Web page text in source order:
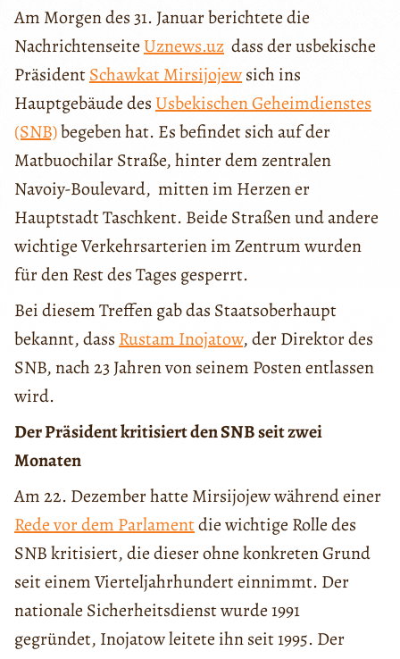
Am Morgen des 31. Januar berichtete die
NachrichtenseiteUznews.uz dass der usbekische
PräsidentSchawkat Mirsijojewsich ins
Hauptgebäude desUsbekischen Geheimdienstes
(SNB)begeben hat. Es befindet sich auf der
Matbuochilar Straße, hinter dem zentralen
Navoiy-Boulevard, mitten im Herzen er
Hauptstadt Taschkent. Beide Straßen und andere
wichtige Verkehrsarterien im Zentrum wurden
für den Rest des Tages gesperrt.
Bei diesem Treffen gab das Staatsoberhaupt
bekannt, dass Rustam Inojatow, der Direktor des
SNB, nach 23 Jahren von seinem Posten entlassen
wird.
Der Präsident kritisiert den SNB seit zwei
Monaten
Am 22. Dezember hatte Mirsijojew während einer
Rede vor dem Parlamentdie wichtige Rolle des
SNB kritisiert, die dieser ohne konkreten Grund
seit einem Vierteljahrhundert einnimmt. Der
nationale Sicherheitsdienst wurde 1991
gegründet, Inojatow leitete ihn seit 1995. Der